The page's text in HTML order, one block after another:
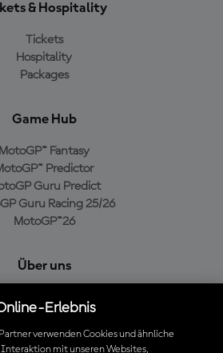
& Hospitality
Tickets
Hospitality
Packages
Game Hub
MotoGP™ Fantasy
Predictor
Guru Predict
Guru Racing 25/26
MotoGP™26
Über uns
Richtlinien
Erlebnis
verwenden Cookies und ähnliche
mit unseren Websites,